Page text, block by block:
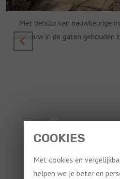
Met behulp van nauwkeurige
aanbouw in de gaten gehouden
Een paal net om de hoek en
Een paal net om de hoek aan de
de
COOKIES
Met cookies en
helpen we je beter en